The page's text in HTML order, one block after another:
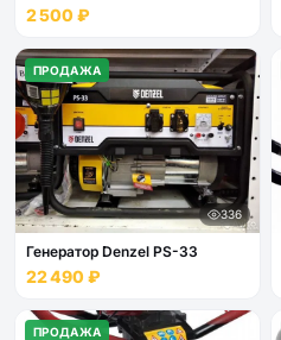
2 500 ₽
ПРОДАЖА
336
Генератор Denzel PS-33
22 490 ₽
ПРОДАЖА